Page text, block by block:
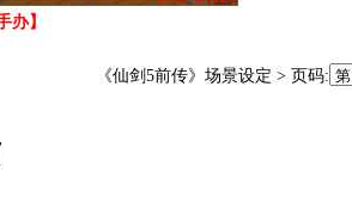
办】
《仙剑5前传》场景设定 > 页码: